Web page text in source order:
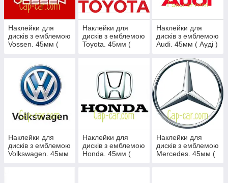
Наклейки для
дисків з емблемою
Vossen. 45мм (
Наклейки для
дисків з емблемою
Toyota. 45мм (
Наклейки для
дисків з емблемою
Audi. 45мм ( Ауді )
Наклейки для
дисків з емблемою
Volkswagen. 45мм
Наклейки для
дисків з емблемою
Honda. 45мм (
Наклейки для
дисків з емблемою
Mercedes. 45мм (